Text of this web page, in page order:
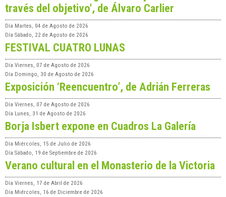
través del objetivo', de Álvaro Carlier
Día Martes, 04 de Agosto de 2026
Día Sábado, 22 de Agosto de 2026
FESTIVAL CUATRO LUNAS
Día Viernes, 07 de Agosto de 2026
Día Domingo, 30 de Agosto de 2026
Exposición ‘Reencuentro’, de Adrián Ferreras
Día Viernes, 07 de Agosto de 2026
Día Lunes, 31 de Agosto de 2026
Borja Isbert expone en Cuadros La Galería
Día Miércoles, 15 de Julio de 2026
Día Sábado, 19 de Septiembre de 2026
Verano cultural en el Monasterio de la Victoria
Día Viernes, 17 de Abril de 2026
Día Miércoles, 16 de Diciembre de 2026